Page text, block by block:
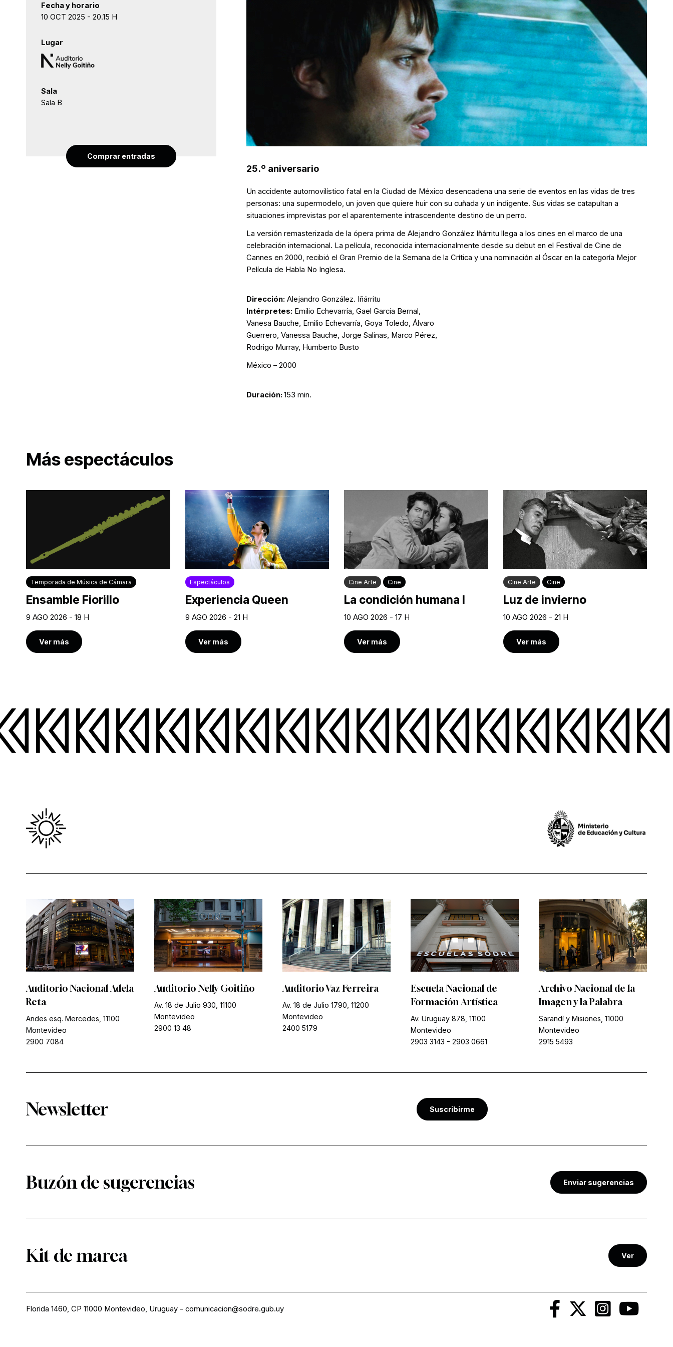
25.º aniversario
Un accidente automovilístico fatal en la Ciudad de México desencadena una serie de eventos en las vidas de tres
personas: una supermodelo, un joven que quiere huir con su cuñada y un indigente. Sus vidas se catapultan a
situaciones imprevistas por el aparentemente intrascendente destino de un perro.
La versión remasterizada de la ópera prima de Alejandro González Iñárritu llega a los cines en el marco de una
celebración internacional. La película, reconocida internacionalmente desde su debut en el Festival de Cine de
Cannes en 2000, recibió el Gran Premio de la Semana de la Crítica y una nominación al Óscar en la categoría Mejor
Película de Habla No Inglesa.
Dirección: Alejandro González. Iñárritu
Intérpretes: Emilio Echevarría, Gael García Bernal,
Vanesa Bauche, Emilio Echevarría, Goya Toledo, Álvaro
Guerrero, Vanessa Bauche, Jorge Salinas, Marco Pérez,
Rodrigo Murray, Humberto Busto
México – 2000
Duración: 153 min.
Fecha y horario
10 OCT 2025 - 20.15 H
Lugar
Sala
Sala B
Comprar entradas
Más espectáculos
Temporada de Música de Cámara
Ensamble Fiorillo
9 AGO 2026 - 18 H
Ver más
Espectáculos
Experiencia Queen
9 AGO 2026 - 21 H
Ver más
Cine Arte Cine
La condición humana I
10 AGO 2026 - 17 H
Ver más
Cine Arte Cine
Luz de invierno
10 AGO 2026 - 21 H
Ver más
Auditorio Nacional Adela
Reta
Andes esq. Mercedes, 11100
Montevideo
2900 7084
Auditorio Nelly Goitiño
Av. 18 de Julio 930, 11100
Montevideo
2900 13 48
Auditorio Vaz Ferreira
Av. 18 de Julio 1790, 11200
Montevideo
2400 5179
Escuela Nacional de
Formación Artística
Av. Uruguay 878, 11100
Montevideo
2903 3143 - 2903 0661
Archivo Nacional de la
Imagen y la Palabra
Sarandí y Misiones, 11000
Montevideo
2915 5493
Newsletter Suscribirme
Buzón de sugerencias Enviar sugerencias
Kit de marca Ver
Florida 1460, CP 11000 Montevideo, Uruguay - comunicacion@sodre.gub.uy